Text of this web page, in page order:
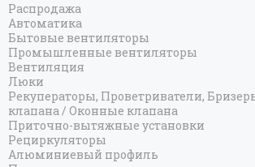
Распродажа
Автоматика
Бытовые вентиляторы
Промышленные вентиляторы
Вентиляция
Люки
Рекуператоры, Проветриватели,
клапана / Оконные клапана
Приточно-вытяжные установки
Рециркуляторы
Алюминиевый профиль